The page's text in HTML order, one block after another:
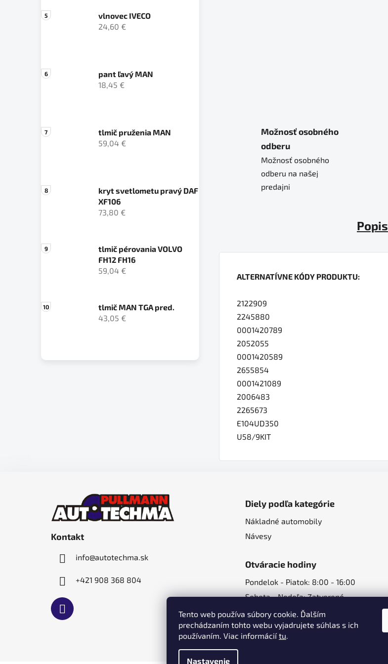
Tento web používa súbory cookie. Ďalším
prechádzaním tohto webu vyjadrujete súhlas s ich
používaním. Viac informáciítu.
Nastavenie
vlnovec IVECO
24,60 €
pant ľavý MAN
18,45 €
tlmič pruženia MAN
59,04 €
kryt svetlometu pravý DAF
XF106
73,80 €
tlmič pérovania VOLVO
FH12 FH16
59,04 €
tlmič MAN TGA pred.
43,05 €
Možnosť osobného
odberu
Možnosť osobného
odberu na našej
predajni
Popis
ALTERNATÍVNE KÓDY PRODUKTU:
2122909
2245880
0001420789
2052055
0001420589
2655854
0001421089
2006483
2265673
E104UD350
U58/9KIT
Kontakt
info@autotechma.sk
+421 908 368 804
Diely podľa kategórie
Nákladné automobily
Návesy
Otváracie hodiny
Pondelok - Piatok: 8:00 - 16:00
Sobota - Nedeľa: Zatvorené